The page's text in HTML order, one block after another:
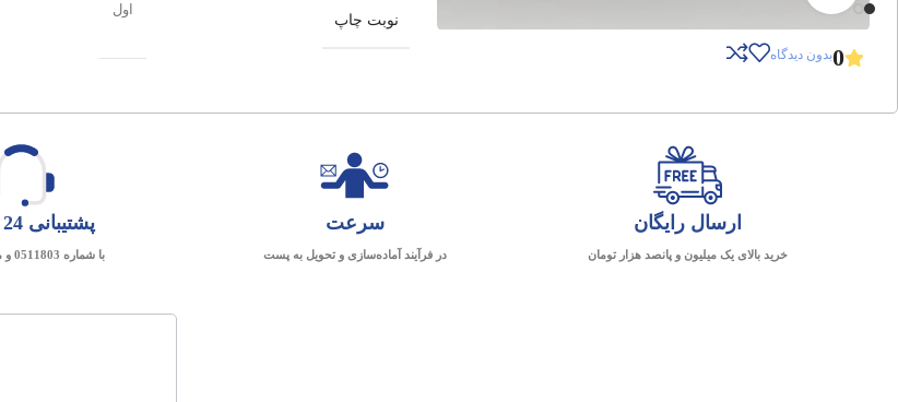
0بدون دیدگاه
نوبت چاپ
اول
ارسال رایگان
خرید بالای یک میلیون و پانصد هزار تومان
سرعت
در فرآیند آماده‌سازی و تحویل به پست
پشتیبانی 24 ساعته
با شماره 0511803 و مکالمه برخط